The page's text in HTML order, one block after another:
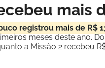
mais
registrou mais de R$
meses deste ano.
a Missão 2 recebeu